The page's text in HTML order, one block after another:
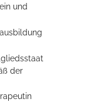
Meer im
auf der
und
der